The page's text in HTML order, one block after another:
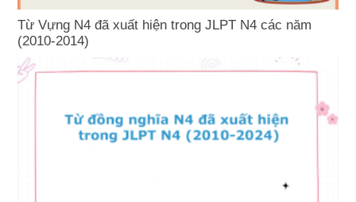
Từ Vựng N4 đã xuất hiện trong JLPT N4 các năm
(2010-2014)